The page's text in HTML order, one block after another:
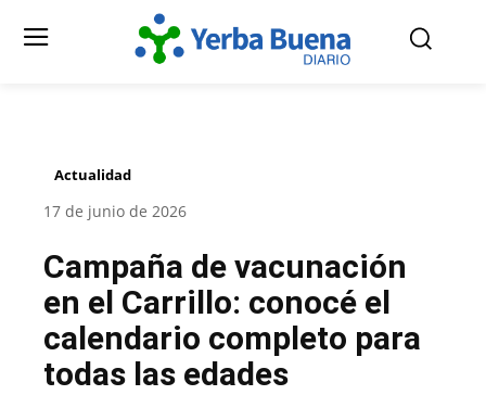
Actualidad
17 de junio de 2026
Campaña de vacunación
en el Carrillo: conocé el
calendario completo para
todas las edades